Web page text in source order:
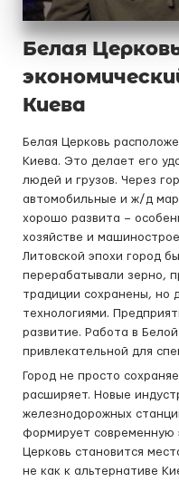
Белая
Киева
Белая Церковь
Киева. Это делает его
людей и грузов. Через
автомобильные и ж/д
хорошо развита –
хозяйстве и
Литовской эпохи город
перерабатывали зерно,
традиции сохранены, но
технологиями.
развитие. Работа в
привлекательной для
Город не просто
расширяет. Новые
железнодорожных
формирует современную
Церковь становится
не как к альтернативе